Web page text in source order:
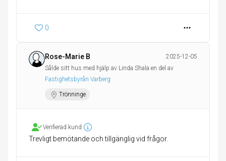
0
Rose-Marie B
2025-12-05
Sålde sitt hus med hjälp av Linda Shala en del av
Fastighetsbyrån Varberg
Trönninge
Verifierad kund
Trevligt bemötande och tillgänglig vid frågor.